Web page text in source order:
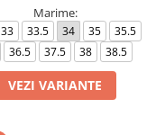
Marime:
33 33.5 34 35
35.5
36.5 37.5 38 38.5
VEZI VARIANTE